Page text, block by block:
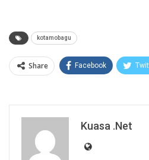
kotamobagu
Share Facebook
Kuasa .net